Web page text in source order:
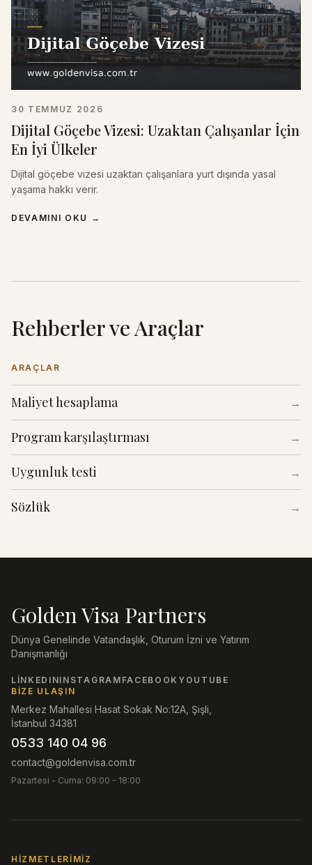
30 TEMMUZ 2026
Dijital Göçebe Vizesi: Uzaktan Çalışanlar İçin
En İyi Ülkeler
Dijital göçebe vizesi uzaktan çalışanlara yurt dışında yasal
yaşama hakkı verir.
DEVAMINI OKU →
Rehberler ve Araçlar
ARAÇLAR
Maliyet hesaplama →
Program karşılaştırması →
Uygunluk testi →
Sözlük →
Golden Visa Partners
Dünya Genelinde Vatandaşlık, Oturum İzni ve Yatırım
Danışmanlığı
LINKEDININSTAGRAM FACEBOOK YOUTUBE
BIZE ULAŞIN
Merkez Mahallesi Hasat Sokak No:12A, Şişli,
İstanbul 34381
0533 140 04 96
contact@goldenvisa.com.tr
Pazartesi - Cuma: 09:00 - 18:00
HIZMETLERIMIZ